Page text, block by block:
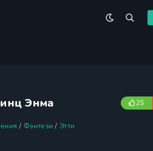
Энма 25
/ Фэнтези /Этти